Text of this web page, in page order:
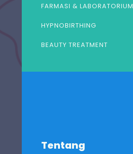
FARMASI & LABORATORIUM
HYPNOBIRTHING
BEAUTY TREATMENT
Tentang